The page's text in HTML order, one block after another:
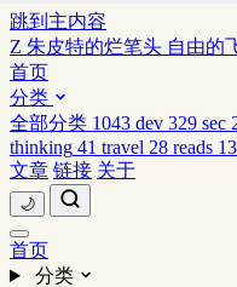
跳到主内容
Z 朱皮特的烂笔头 自由的
首页
分类
全部分类 1043 dev 329 sec
thinking 41 travel 28 reads
文章 链接 关于
🌙
首页
分类